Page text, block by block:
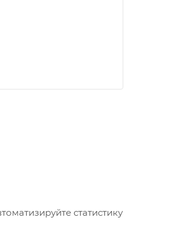
статистику